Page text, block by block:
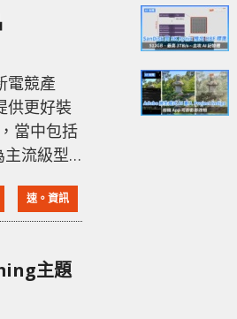
電競產
供更好裝
當中包括
主流級型
缺少，
戲（FP
速。資訊
主題